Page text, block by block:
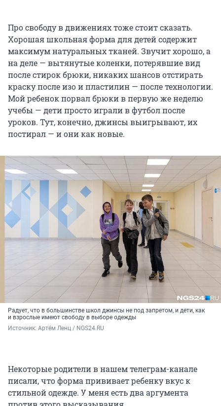
Про свободу в движениях тоже стоит сказать.
Хорошая школьная форма для детей содержит
максимум натуральных тканей. Звучит хорошо, а
на деле — вытянутые коленки, потерявшие вид
после стирок брюки, никаких шансов отстирать
краску после изо и пластилин — после технологии.
Мой ребенок порвал брюки в первую же неделю
учебы — дети просто играли в футбол после
уроков. Тут, конечно, джинсы выигрывают, их
постирал — и они как новые.
Радует, что в большинстве школ джинсы не под запретом, и дети, как
и взрослые имеют свободу в выборе одежды
Источник: Артём Ленц / NGS24.RU
Некоторые родители в нашем телеграм-канале
писали, что форма прививает ребенку вкус к
стильной одежде. У меня есть два аргумента